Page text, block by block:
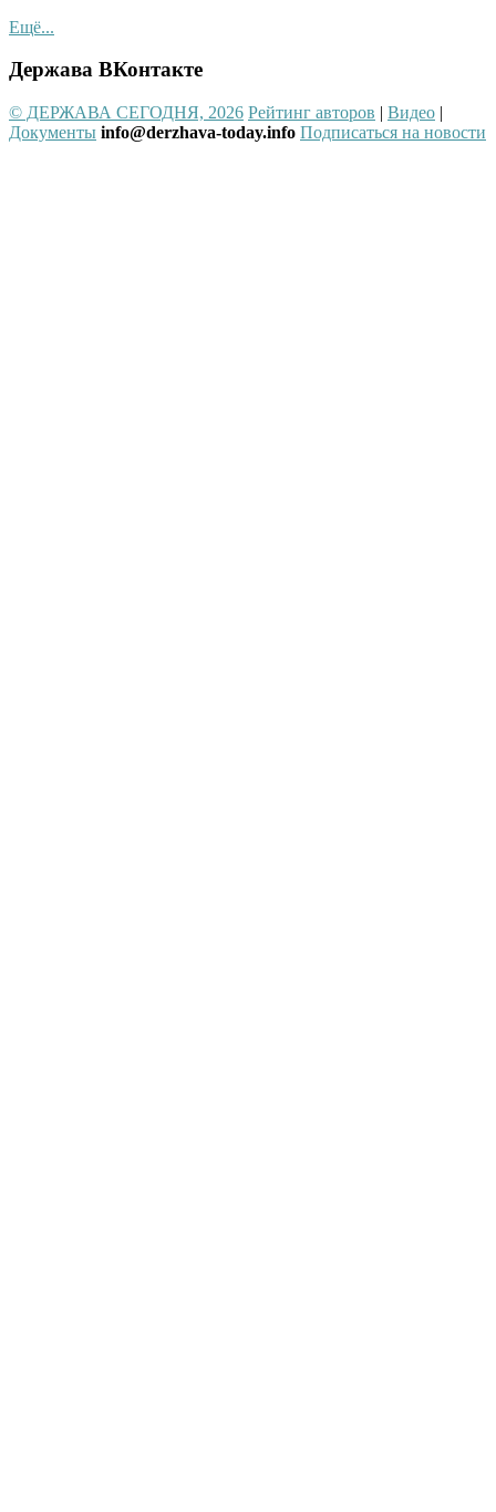
Ещё...
Держава ВКонтакте
© ДЕРЖАВА СЕГОДНЯ, 2026 Рейтинг авторов | Видео |
Документы info@derzhava-today.info Подписаться на новости